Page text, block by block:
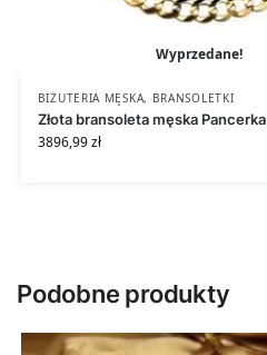
Wyprzedane!
BIŻUTERIA MĘSKA, BRANSOLETKI
Złota bransoleta męska Pancerka
3896,99zł
Podobne produkty